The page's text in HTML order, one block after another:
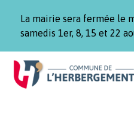
La mairie sera fermée le
samedis 1er, 8, 15 et 22
Aller
Aller
contenu
Aller
pied